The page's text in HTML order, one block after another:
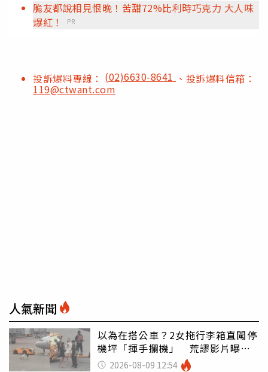
脆友都說相見恨晚！苦甜72%比利時巧克力 大人味
爆紅！
PR
投訴爆料專線： (02)6630-8641 、投訴爆料信箱：
119@ctwant.com
人氣新聞
以為在搭公車？2女拖行李箱直闖停
機坪「揮手攔機」 荒謬影片曝網
傻眼2026-08-09 12:54